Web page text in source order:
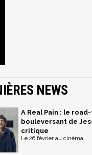
NEWS
A Real Pain : le
bouleversant de
critique
Le 26 février au cinéma